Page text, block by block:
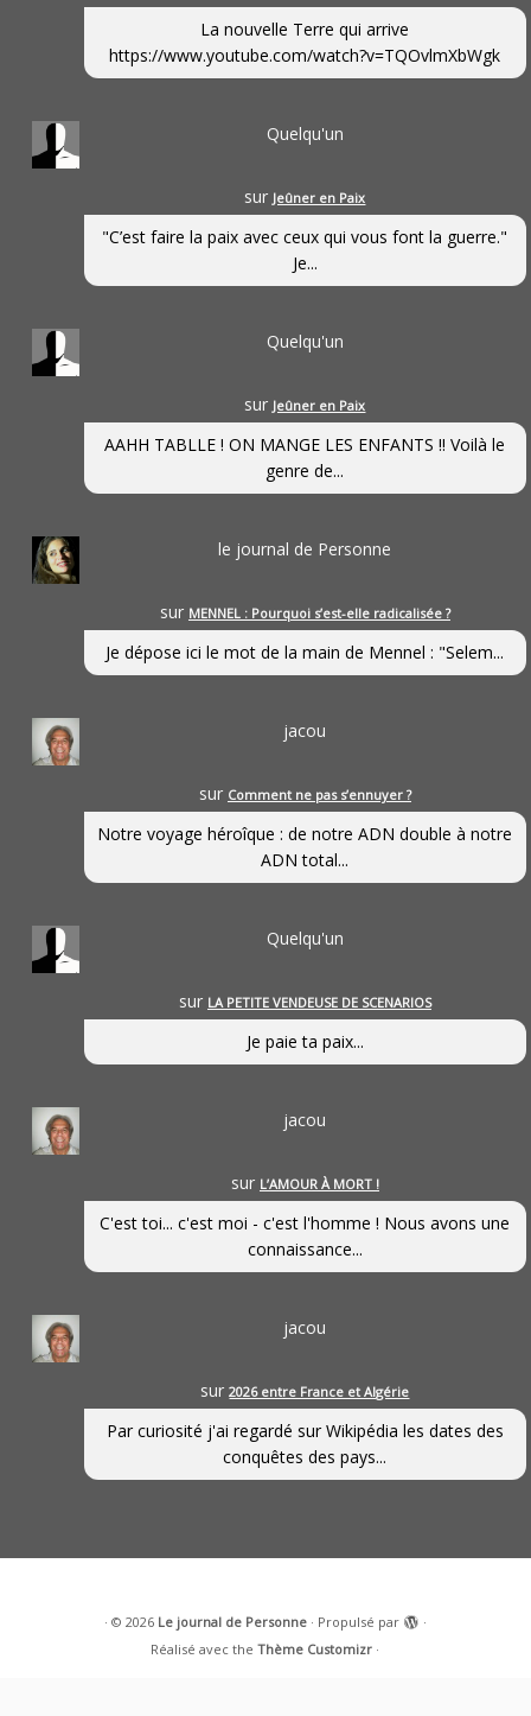
La nouvelle Terre qui arrive
https://www.youtube.com/watch?v=TQOvlmXbWgk
Quelqu'un
sur Jeûner en Paix
"C’est faire la paix avec ceux qui vous font la guerre."
Je...
Quelqu'un
sur Jeûner en Paix
AAHH TABLLE ! ON MANGE LES ENFANTS !! Voilà le
genre de...
le journal de Personne
sur MENNEL : Pourquoi s’est-elle radicalisée ?
Je dépose ici le mot de la main de Mennel : "Selem...
jacou
sur Comment ne pas s’ennuyer ?
Notre voyage héroîque : de notre ADN double à notre
ADN total...
Quelqu'un
sur LA PETITE VENDEUSE DE SCENARIOS
Je paie ta paix...
jacou
sur L’AMOUR À MORT !
C'est toi... c'est moi - c'est l'homme ! Nous avons une
connaissance...
jacou
sur2026 entre France et Algérie
Par curiosité j'ai regardé sur Wikipédia les dates des
conquêtes des pays...
· © 2026 Le journal de Personne· Propulsé par
·
Réalisé avec theThème Customizr ·